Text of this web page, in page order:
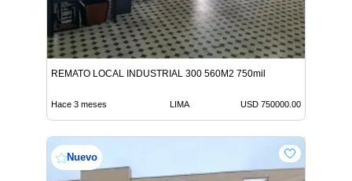
REMATO LOCAL INDUSTRIAL 300 560M2 750mil
Hace 3 meses LIMA USD 750000.00
Nuevo